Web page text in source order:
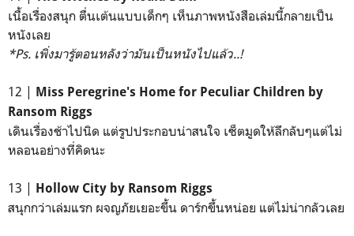
เนื้อเรื่องสนุก ตื่นเต้นแบบเด็กๆ เห็นภาพหนังสือเล่มนี้กลายเป็น
หนังเลย
*Ps. เพิ่งมารู้ตอนหลังว่ามันเป็นหนังไปแล้ว..!
12 | Miss Peregrine's Home for Peculiar Children by
Ransom Riggs
เดินเรื่องช้าไปนิด แต่รูปประกอบน่าสนใจ เซ็ตมูดให้ลึกลับๆแต่ไม่
หลอนอย่างที่คิดนะ
13 | Hollow City by Ransom Riggs
สนุกกว่าเล่มแรก ผจญภัยเยอะขึ้น ดาร์กขึ้นหน่อย แต่ไม่น่ากลัวเลย